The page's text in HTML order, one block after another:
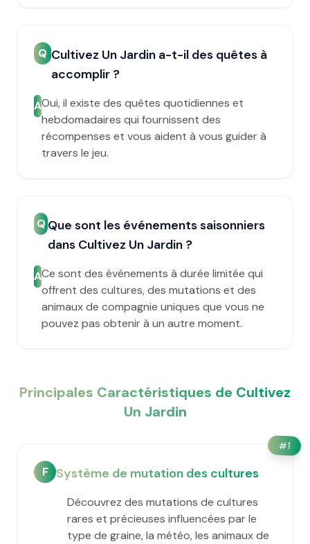
Q Cultivez Un Jardin a-t-il des quêtes à
accomplir ?
AOui, il existe des quêtes quotidiennes et
hebdomadaires qui fournissent des
récompenses et vous aident à vous guider à
travers le jeu.
Q Que sont les événements saisonniers
dans Cultivez Un Jardin ?
ACe sont des événements à durée limitée qui
offrent des cultures, des mutations et des
animaux de compagnie uniques que vous ne
pouvez pas obtenir à un autre moment.
Principales Caractéristiques de Cultivez
Un Jardin
#1
F Système de mutation des cultures
Découvrez des mutations de cultures
rares et précieuses influencées par le
type de graine, la météo, les animaux de